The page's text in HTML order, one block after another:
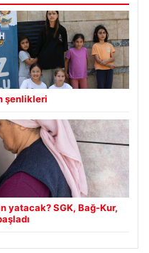
şenlikleri
yatacak? SGK, Bağ-Kur,